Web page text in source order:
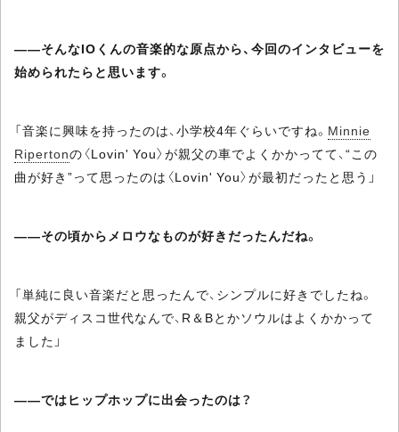
――そんなIOくんの音楽的な原点から、今回のインタビューを
始められたらと思います。
「音楽に興味を持ったのは、小学校4年ぐらいですね。 Minnie
Ripertonの〈Lovin' You〉が親父の車でよくかかってて、“この
曲が好き”って思ったのは〈Lovin' You〉が最初だったと思う」
――その頃からメロウなものが好きだったんだね。
「単純に良い音楽だと思ったんで、シンプルに好きでしたね。
親父がディスコ世代なんで、R＆Bとかソウルはよくかかって
ました」
――ではヒップホップに出会ったのは？